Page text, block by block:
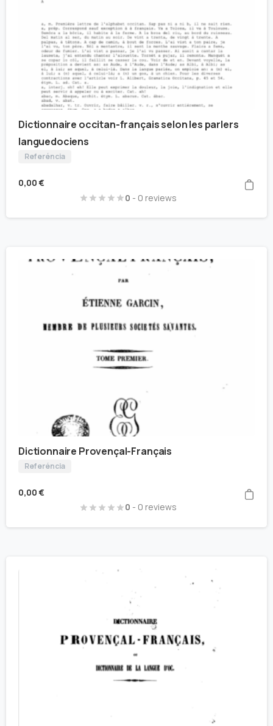
Dictionnaire occitan-français selon les parlers
languedociens
Referéncia
0,00 €
0 - 0 reviews
Dictionnaire Provençal-Français
Referéncia
0,00 €
0 - 0 reviews